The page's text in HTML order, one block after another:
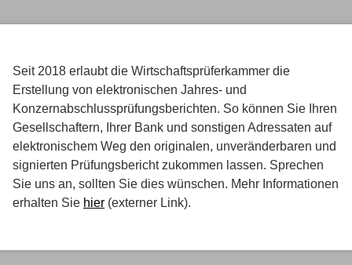
Seit 2018 erlaubt die Wirtschaftsprüferkammer die
Erstellung von elektronischen Jahres- und
Konzernabschlussprüfungsberichten. So können Sie Ihren
Gesellschaftern, Ihrer Bank und sonstigen Adressaten auf
elektronischem Weg den originalen, unveränderbaren und
signierten Prüfungsbericht zukommen lassen. Sprechen
Sie uns an, sollten Sie dies wünschen. Mehr Informationen
erhalten Sie hier (externer Link).